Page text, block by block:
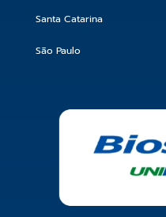
Santa Catarina
São Paulo